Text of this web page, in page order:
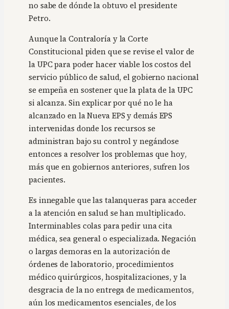
no sabe de dónde la obtuvo el presidente
Petro.
Aunque la Contraloría y la Corte
Constitucional piden que se revise el valor de
la UPC para poder hacer viable los costos del
servicio público de salud, el gobierno nacional
se empeña en sostener que la plata de la UPC
si alcanza. Sin explicar por qué no le ha
alcanzado en la Nueva EPS y demás EPS
intervenidas donde los recursos se
administran bajo su control y negándose
entonces a resolver los problemas que hoy,
más que en gobiernos anteriores, sufren los
pacientes.
Es innegable que las talanqueras para acceder
a la atención en salud se han multiplicado.
Interminables colas para pedir una cita
médica, sea general o especializada. Negación
o largas demoras en la autorización de
órdenes de laboratorio, procedimientos
médico quirúrgicos, hospitalizaciones, y la
desgracia de la no entrega de medicamentos,
aún los medicamentos esenciales, de los